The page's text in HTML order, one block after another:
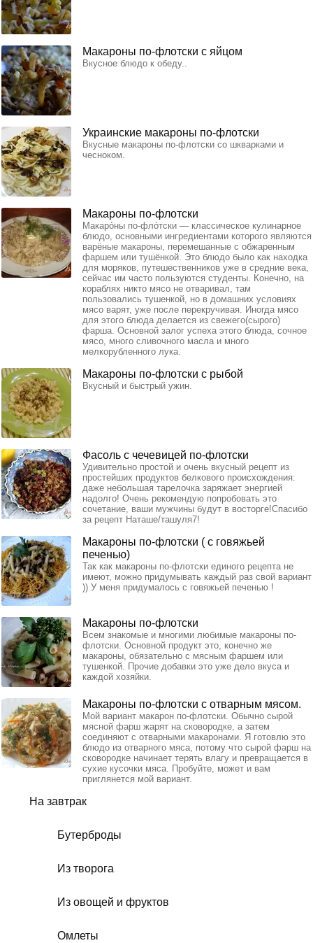
На завтрак
Бутерброды
Из творога
Из овощей и фруктов
Омлеты
Макароны по-флотски с яйцом
Вкусное блюдо к обеду..
Украинские макароны по-флотски
Вкусные макароны по-флотски со шкварками и
чесноком.
Макароны по-флотски
Макаро́ны по-фло́тски — классическое кулинарное
блюдо, основными ингредиентами которого являются
варёные макароны, перемешанные с обжаренным
фаршем или тушёнкой. Это блюдо было как находка
для моряков, путешественников уже в средние века,
сейчас им часто пользуются студенты. Конечно, на
кораблях никто мясо не отваривал, там
пользовались тушенкой, но в домашних условиях
мясо варят, уже после перекручивая. Иногда мясо
для этого блюда делается из свежего(сырого)
фарша. Основной залог успеха этого блюда, сочное
мясо, много сливочного масла и много
мелкорубленного лука.
Макароны по-флотски с рыбой
Вкусный и быстрый ужин.
Фасоль с чечевицей по-флотски
Удивительно простой и очень вкусный рецепт из
простейших продуктов белкового происхождения:
даже небольшая тарелочка заряжает энергией
надолго! Очень рекомендую попробовать это
сочетание, ваши мужчины будут в восторге!Спасибо
за рецепт Наташе/ташуля7!
Макароны по-флотски ( с говяжьей
печенью)
Так как макароны по-флотски единого рецепта не
имеют, можно придумывать каждый раз свой вариант
)) У меня придумалось с говяжьей печенью !
Макароны по-флотски
Всем знакомые и многими любимые макароны по-
флотски. Основной продукт это, конечно же
макароны, обязательно с мясным фаршем или
тушенкой. Прочие добавки это уже дело вкуса и
каждой хозяйки.
Макароны по-флотски с отварным мясом.
Мой вариант макарон по-флотски. Обычно сырой
мясной фарш жарят на сковородке, а затем
соединяют с отварными макаронами. Я готовлю это
блюдо из отварного мяса, потому что сырой фарш на
сковородке начинает терять влагу и превращается в
сухие кусочки мяса. Пробуйте, может и вам
приглянется мой вариант.